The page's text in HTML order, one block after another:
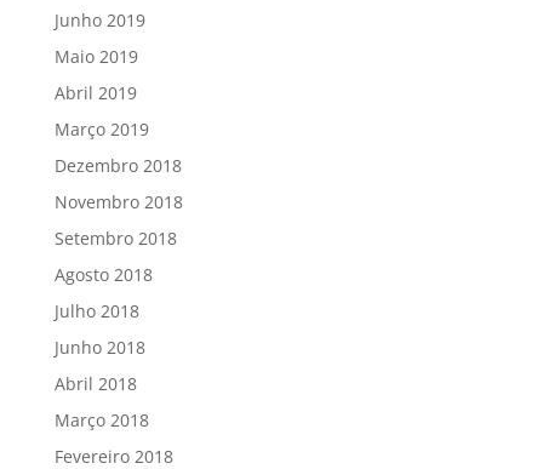
Junho 2019
Maio 2019
Abril 2019
Março 2019
Dezembro 2018
Novembro 2018
Setembro 2018
Agosto 2018
Julho 2018
Junho 2018
Abril 2018
Março 2018
Fevereiro 2018